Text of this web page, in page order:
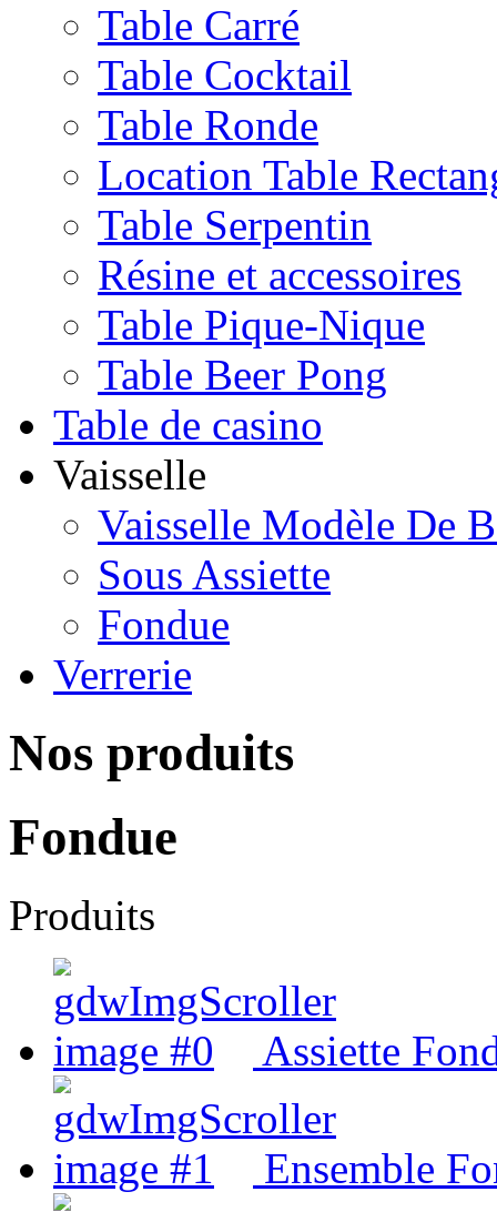
Table Carré
Table Cocktail
Table Ronde
Location Table
Table Serpentin
Résine et accessoires
Table Pique-Nique
Table Beer Pong
Table de casino
Vaisselle
Vaisselle Modèle De
Sous Assiette
Fondue
Verrerie
Nos produits
Fondue
Produits
Assiette
Ensemble